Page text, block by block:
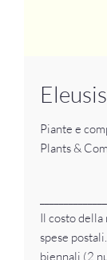
Piante e
Plants &
Il costo
spese
biennali (2